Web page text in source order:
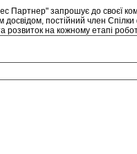
Партнер" запрошує до своєї
постійний член
розвиток на кожному етапі